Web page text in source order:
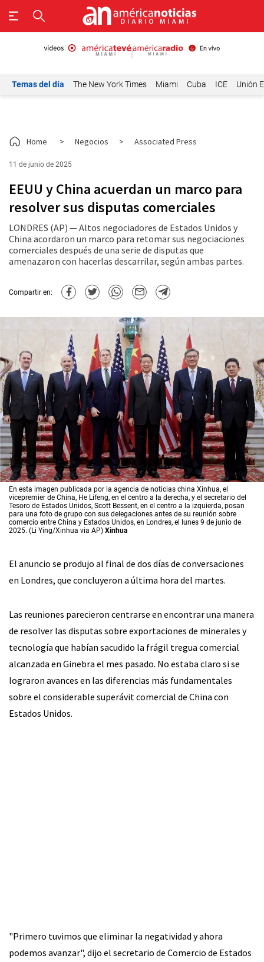
Temas del día The New York Times Miami Cuba ICE Unión
Home > Negocios > Associated Press
11 de junio de 2025
EEUU y China acuerdan un marco para
resolver sus disputas comerciales
LONDRES (AP) — Altos negociadores de Estados Unidos y
China acordaron un marco para retomar sus negociaciones
comerciales después de una serie de disputas que
amenazaron con hacerlas descarrilar, según ambas partes.
Compartir en:
En esta imagen publicada por la agencia de noticias china Xinhua, el
vicepremier de China, He Lifeng, en el centro a la derecha, y el secretario del
Tesoro de Estados Unidos, Scott Bessent, en el centro a la izquierda, posan
para una foto de grupo con sus delegaciones antes de su reunión sobre
comercio entre China y Estados Unidos, en Londres, el lunes 9 de junio de
2025. (Li Ying/Xinhua via AP) Xinhua
El anuncio se produjo al final de dos días de conversaciones
en Londres, que concluyeron a última hora del martes.
Las reuniones parecieron centrarse en encontrar una manera
de resolver las disputas sobre exportaciones de minerales y
tecnología que habían sacudido la frágil tregua comercial
alcanzada en Ginebra el mes pasado. No estaba claro si se
lograron avances en las diferencias más fundamentales
sobre el considerable superávit comercial de China con
Estados Unidos.
"Primero tuvimos que eliminar la negatividad y ahora
podemos avanzar", dijo el secretario de Comercio de Estados